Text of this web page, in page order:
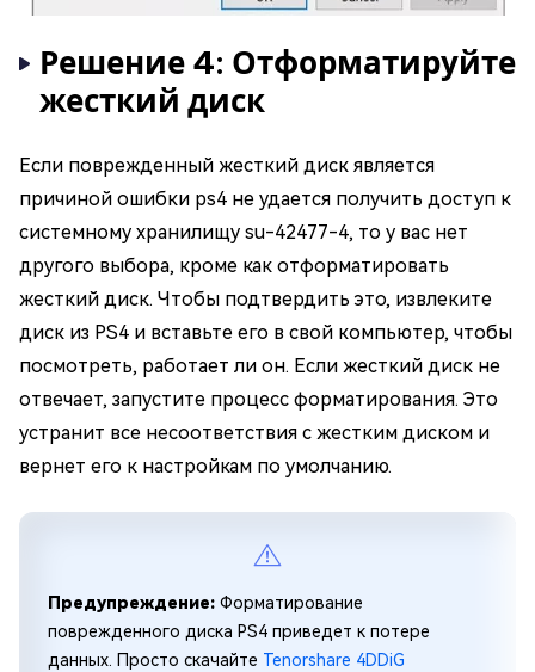
Решение 4: Отформатируйте
жесткий диск
Если поврежденный жесткий диск является
причиной ошибки ps4 не удается получить доступ к
системному хранилищу su-42477-4, то у вас нет
другого выбора, кроме как отформатировать
жесткий диск. Чтобы подтвердить это, извлеките
диск из PS4 и вставьте его в свой компьютер, чтобы
посмотреть, работает ли он. Если жесткий диск не
отвечает, запустите процесс форматирования. Это
устранит все несоответствия с жестким диском и
вернет его к настройкам по умолчанию.
Предупреждение: Форматирование
поврежденного диска PS4 приведет к потере
данных. Просто скачайте Tenorshare 4DDiG